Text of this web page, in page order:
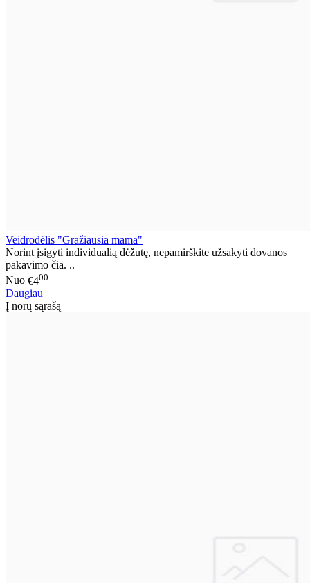
Veidrodėlis "Gražiausia mama"
Norint įsigyti individualią dėžutę, nepamirškite užsakyti dovanos
pakavimo čia. ..
Nuo €400
Daugiau
Į norų sąrašą